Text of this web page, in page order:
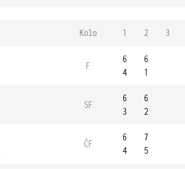
Kolo 1 2 3
F
6
4
6
1
SF
6
3
6
2
ČF
6
4
7
5